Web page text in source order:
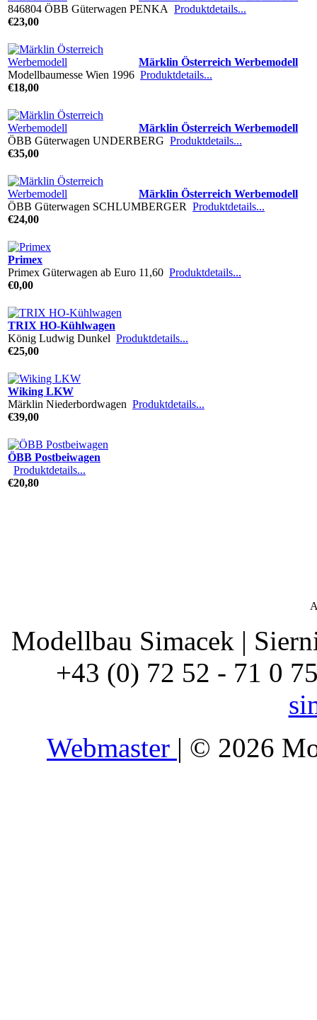
846804 ÖBB Güterwagen PENKA Produktdetails...
€23,00
Märklin Österreich Werbemodell
Modellbaumesse Wien 1996 Produktdetails...
€18,00
Märklin Österreich Werbemodell
ÖBB Güterwagen UNDERBERG Produktdetails...
€35,00
Märklin Österreich Werbemodell
ÖBB Güterwagen SCHLUMBERGER Produktdetails...
€24,00
Primex
Primex Güterwagen ab Euro 11,60 Produktdetails...
€0,00
TRIX HO-Kühlwagen
König Ludwig Dunkel Produktdetails...
€25,00
Wiking LKW
Märklin Niederbordwagen Produktdetails...
€39,00
ÖBB Postbeiwagen
Produktdetails...
€20,80
Modellbau Simacek |
+43 (0) 72 52 - 71 0
Webmaster | © 2026